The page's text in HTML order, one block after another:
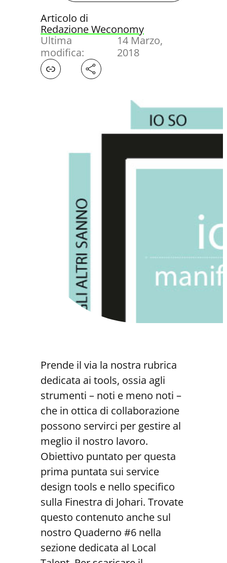
Articolo di
Redazione Weconomy
Ultima
modifica:
14 Marzo,
2018
Prende il via la nostra rubrica
dedicata ai tools, ossia agli
strumenti – noti e meno noti –
che in ottica di collaborazione
possono servirci per gestire al
meglio il nostro lavoro.
Obiettivo puntato per questa
prima puntata sui service
design tools e nello specifico
sulla Finestra di Johari. Trovate
questo contenuto anche sul
nostro Quaderno #6 nella
sezione dedicata al Local